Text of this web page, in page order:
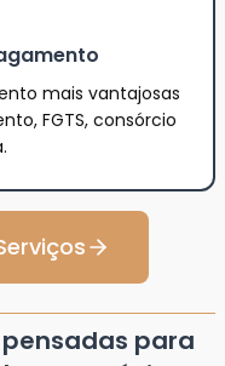
mais vantajosas
FGTS, consórcio
para